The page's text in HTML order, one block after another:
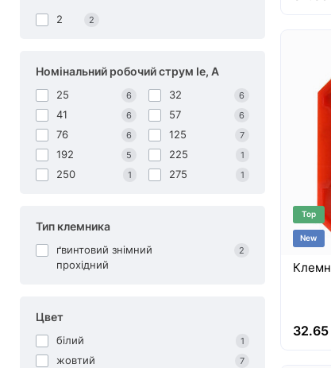
2 2
Номінальний робочий струм Ie, A
25 6 32 6
41 6 57 6
76 6 125 7
192 5 225 1
250 1 275 1
Тип клемника
ґвинтовий знімний
прохідний
2
Цвет
білий 1
жовтий 7
Top
New
32.65